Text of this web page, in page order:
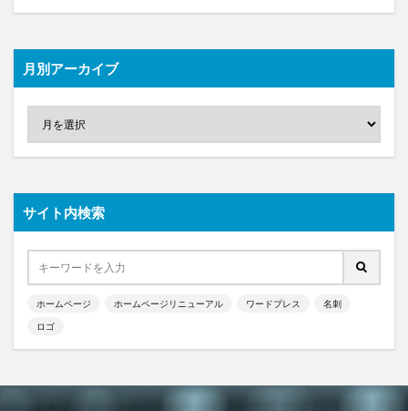
月別アーカイブ
サイト内検索
ホームページ ホームページリニューアル ワードプレス 名刺
ロゴ